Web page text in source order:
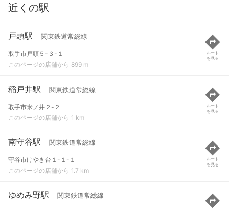
近くの駅
戸頭駅 関東鉄道常総線
取手市戸頭５-３-１
このページの店舗から 899 m
ルート
を見る
稲戸井駅 関東鉄道常総線
取手市米ノ井２-２
このページの店舗から 1 km
ルート
を見る
南守谷駅 関東鉄道常総線
守谷市けやき台１-１-１
このページの店舗から 1.7 km
ルート
を見る
ゆめみ野駅 関東鉄道常総線